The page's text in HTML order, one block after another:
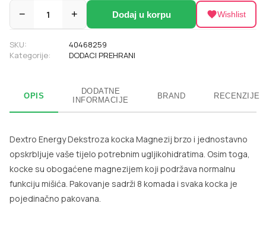
− 1 + Dodaj u korpu Wishlist
SKU:
40468259
Kategorije:
DODACI PREHRANI
OPIS
DODATNE
INFORMACIJE
BRAND RECENZIJE
Dextro Energy Dekstroza kocka Magnezij brzo i jednostavno
opskrbljuje vaše tijelo potrebnim ugljikohidratima. Osim toga,
kocke su obogaćene magnezijem koji podržava normalnu
funkciju mišića. Pakovanje sadrži 8 komada i svaka kocka je
pojedinačno pakovana.